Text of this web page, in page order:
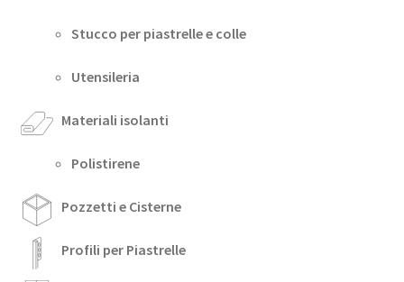
Stucco per piastrelle e colle
Utensileria
Materiali isolanti
Polistirene
Pozzetti e Cisterne
Profili per Piastrelle